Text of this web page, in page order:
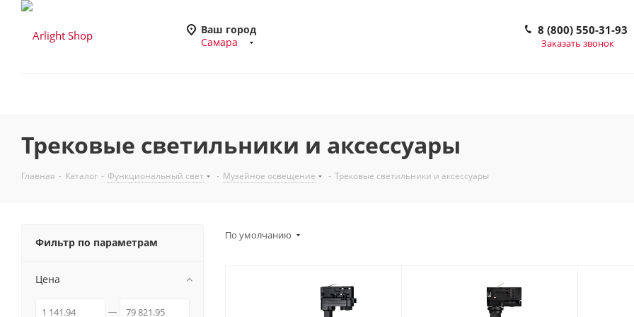
Ваш город
Самара
8 (800) 550-31-93
Заказать звонок
Трековые светильники и аксессуары
Главная - Каталог - Функциональный свет - Музейное освещение - Трековые светильники и аксессуары
По умолчанию
Фильтр по параметрам
Цена